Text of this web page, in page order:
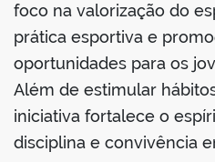
foco na valorização do
prática esportiva e
oportunidades para os
Além de estimular
iniciativa fortalece o
disciplina e convivência